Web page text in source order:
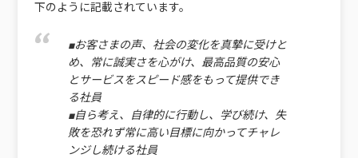
下のように記載されています。
■お客さまの声、社会の変化を真摯に受けと
め、常に誠実さを心がけ、最高品質の安心
とサービスをスピード感をもって提供でき
る社員
■自ら考え、自律的に行動し、学び続け、失
敗を恐れず常に高い目標に向かってチャレ
ンジし続ける社員